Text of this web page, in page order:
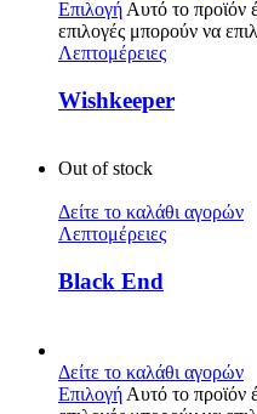
Επιλογή Αυτό το προϊόν
επιλογές μπορούν να
Λεπτομέρειες
Wishkeeper
Out of stock
Δείτε το καλάθι αγορών
Λεπτομέρειες
Black End
Δείτε το καλάθι αγορών
Επιλογή Αυτό το προϊόν